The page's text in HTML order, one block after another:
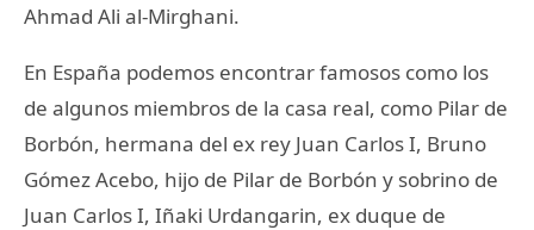
Ahmad Ali al-Mirghani.
En España podemos encontrar famosos como los
de algunos miembros de la casa real, como Pilar de
Borbón, hermana del ex rey Juan Carlos I, Bruno
Gómez Acebo, hijo de Pilar de Borbón y sobrino de
Juan Carlos I, Iñaki Urdangarin, ex duque de